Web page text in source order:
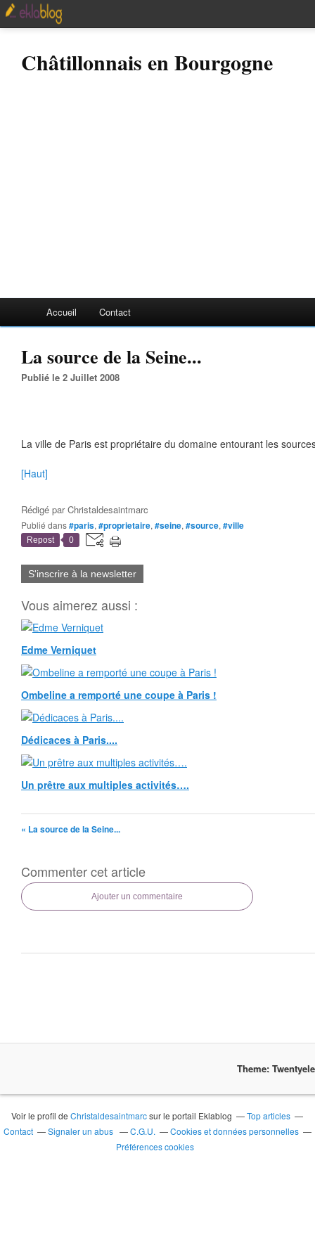
Châtillonnais en Bourgogne
Accueil Contact
La source de la Seine...
Publié le 2 Juillet 2008
La ville de Paris est propriétaire du domaine entourant les
[Haut]
Rédigé parChristaldesaintmarc
Publié dans#paris, #proprietaire, #seine, #source, #ville
Repost 0
S'inscrire à la newsletter
Vous aimerez aussi :
Edme Verniquet
Ombeline a remporté une coupe à Paris !
Dédicaces à Paris....
Un prêtre aux multiples activités….
« La source de la Seine...
Commenter cet article
Ajouter un commentaire
Theme:
Voir le profil deChristaldesaintmarcsur le portail Eklablog
Top articles
Contact
Signaler un abus C.G.U.
Cookies et données personnelles
Préférences cookies